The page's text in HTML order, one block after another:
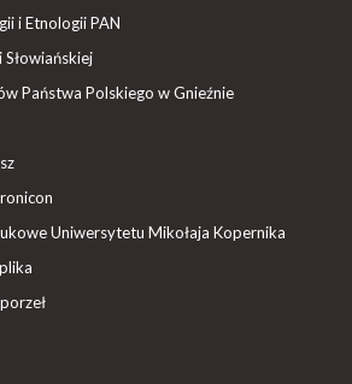
i Etnologii PAN
Państwa Polskiego w Gnieźnie
Uniwersytetu Mikołaja Kopernika